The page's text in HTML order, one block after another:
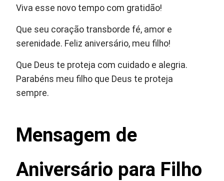
Viva esse novo tempo com gratidão!
Que seu coração transborde fé, amor e
serenidade. Feliz aniversário, meu filho!
Que Deus te proteja com cuidado e alegria.
Parabéns meu filho que Deus te proteja
sempre.
Mensagem de
Aniversário para Filho